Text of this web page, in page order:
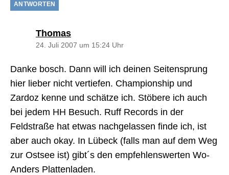
ANTWORTEN
Thomassagt:
24. Juli 2007 um 15:24 Uhr
Danke bosch. Dann will ich deinen Seitensprung
hier lieber nicht vertiefen. Championship und
Zardoz kenne und schätze ich. Stöbere ich auch
bei jedem HH Besuch. Ruff Records in der
Feldstraße hat etwas nachgelassen finde ich, ist
aber auch okay. In Lübeck (falls man auf dem Weg
zur Ostsee ist) gibt´s den empfehlenswerten Wo-
Anders Plattenladen.